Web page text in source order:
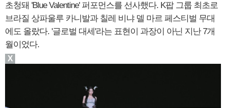
초청돼 'Blue Valentine' 퍼포먼스를 선사했다. K팝 그룹 최초로
브라질 상파울루 카니발과 칠레 비냐 델 마르 페스티벌 무대
에도 올랐다. '글로벌 대세'라는 표현이 과장이 아닌 지난 7개
월이었다.
X